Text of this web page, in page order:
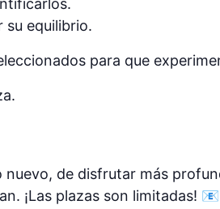
su equilibrio.
para que
de disfrutar más
¡Las plazas son limitadas! 📧